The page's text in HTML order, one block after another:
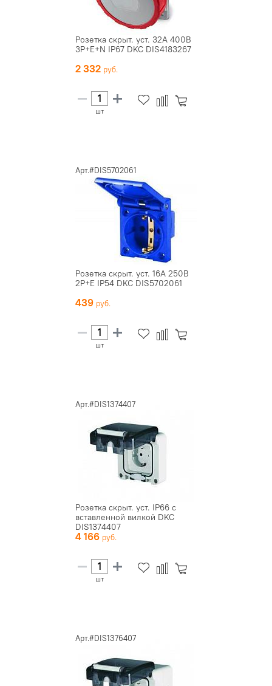
Розетка скрыт. уст. 32А 400В
3P+E+N IP67 DKC DIS4183267
2 332
шт
Арт.#DIS5702061
Розетка скрыт. уст. 16А 250В
2P+E IP54 DKC DIS5702061
439
шт
Арт.#DIS1374407
Розетка скрыт. уст. IP66 с
вставленной вилкой DKC
DIS1374407
4 166
шт
Арт.#DIS1376407